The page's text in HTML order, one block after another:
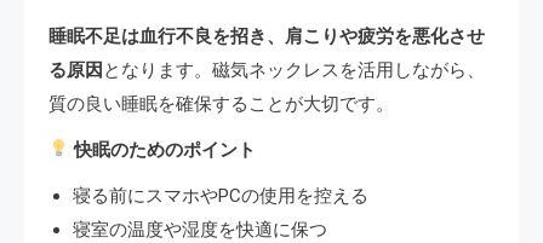
睡眠不足は血行不良を招き、肩こりや疲労を悪化させ
る原因 となります。磁気ネックレスを活用しながら、
質の良い睡眠を確保することが大切です。
快眠のためのポイント
寝る前にスマホやPCの使用を控える
寝室の温度や湿度を快適に保つ